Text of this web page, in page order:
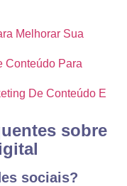
Melhorar Sua
Conteúdo Para
De Conteúdo E
sobre
sociais?